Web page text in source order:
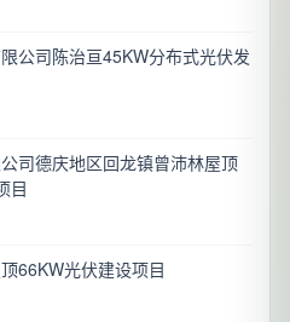
公司陈治亘45KW分布式光伏发
司德庆地区回龙镇曾沛林屋顶
目
66KW光伏建设项目